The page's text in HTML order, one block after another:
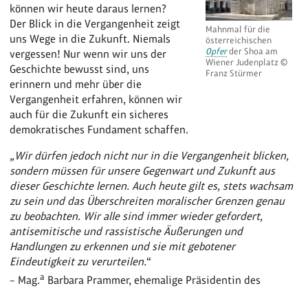
Mahnmal für die
österreichischen
Opferder Shoa am
Wiener Judenplatz ©
Franz Stürmer
können wir heute daraus lernen?
Der Blick in die Vergangenheit zeigt
uns Wege in die Zukunft. Niemals
vergessen! Nur wenn wir uns der
Geschichte bewusst sind, uns
erinnern und mehr über die
Vergangenheit erfahren, können wir
auch für die Zukunft ein sicheres
demokratisches Fundament schaffen.
„Wir dürfen jedoch nicht nur in die Vergangenheit blicken,
sondern müssen für unsere Gegenwart und Zukunft aus
dieser Geschichte lernen. Auch heute gilt es, stets wachsam
zu sein und das Überschreiten moralischer Grenzen genau
zu beobachten. Wir alle sind immer wieder gefordert,
antisemitische und rassistische Äußerungen und
Handlungen zu erkennen und sie mit gebotener
Eindeutigkeit zu verurteilen.“
– Mag.a Barbara Prammer, ehemalige Präsidentin des